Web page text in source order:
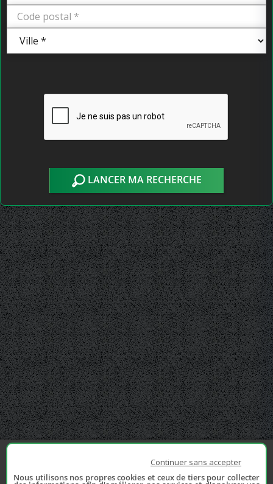
LANCER MA RECHERCHE
Continuer sans accepter
Nous utilisons nos propres cookies et ceux de tiers pour collecter